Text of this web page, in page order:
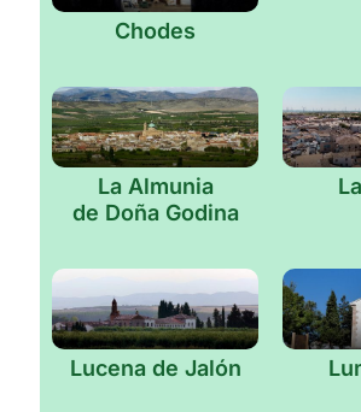
Chodes
La Almunia
de Doña Godina
Lucena de Jalón